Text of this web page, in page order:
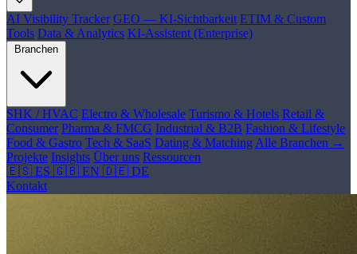
AI Visibility Tracker GEO — KI-Sichtbarkeit ETIM & Custom
Tools Data & Analytics KI-Assistent (Enterprise)
Branchen
SHK / HVAC Electro & Wholesale Turismo & Hotels Retail &
Consumer Pharma & FMCG Industrial & B2B Fashion & Lifestyle
Food & Gastro Tech & SaaS Dating & Matching Alle Branchen →
Projekte Insights Über uns Ressourcen
🇪🇸 ES 🇬🇧 EN 🇩🇪 DE
Kontakt